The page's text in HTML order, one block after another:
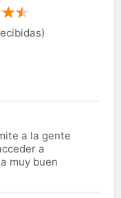
a la gente
a
muy buen